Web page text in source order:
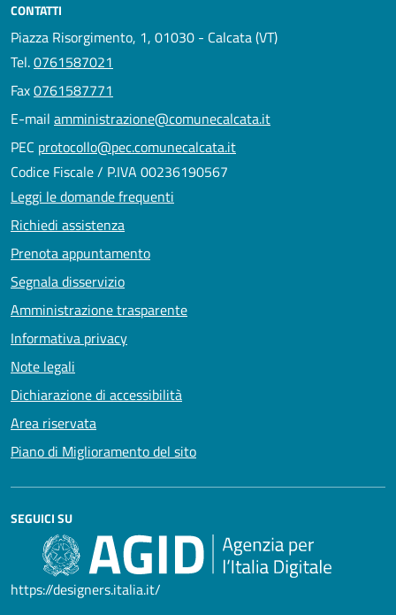
CONTATTI
Piazza Risorgimento, 1, 01030 - Calcata (VT)
Tel.0761587021
Fax0761587771
E-mail amministrazione@comunecalcata.it
PEC protocollo@pec.comunecalcata.it
Codice Fiscale / P.IVA 00236190567
Leggi le domande frequenti
Richiedi assistenza
Prenota appuntamento
Segnala disservizio
Amministrazione trasparente
Informativa privacy
Note legali
Dichiarazione di accessibilità
Area riservata
Piano di Miglioramento del sito
SEGUICI SU
https://designers.italia.it/